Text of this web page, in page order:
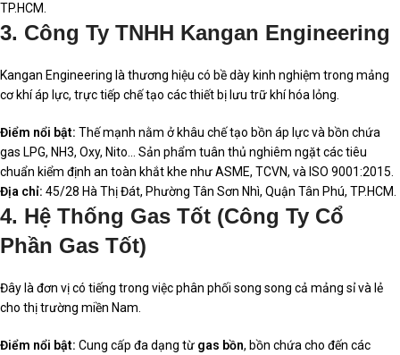
TP.HCM.
3. Công Ty TNHH Kangan Engineering
Kangan Engineering là thương hiệu có bề dày kinh nghiệm trong mảng
cơ khí áp lực, trực tiếp chế tạo các thiết bị lưu trữ khí hóa lỏng.
Điểm nổi bật: Thế mạnh nằm ở khâu chế tạo bồn áp lực và bồn chứa
gas LPG, NH3, Oxy, Nito… Sản phẩm tuân thủ nghiêm ngặt các tiêu
chuẩn kiểm định an toàn khắt khe như ASME, TCVN, và ISO 9001:2015.
Địa chỉ: 45/28 Hà Thị Đát, Phường Tân Sơn Nhì, Quận Tân Phú, TP.HCM.
4. Hệ Thống Gas Tốt (Công Ty Cổ
Phần Gas Tốt)
Đây là đơn vị có tiếng trong việc phân phối song song cả mảng sỉ và lẻ
cho thị trường miền Nam.
Điểm nổi bật: Cung cấp đa dạng từ gas bồn, bồn chứa cho đến các